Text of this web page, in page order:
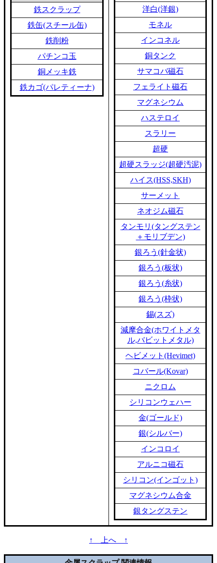
鉄スクラップ
鉄缶(スチール缶)
鉄削粉
パチンコ玉
銅メッキ鉄
鉄カゴ(パレティーナ)
洋白(洋銀)
モネル
インコネル
銅タンク
サマコバ磁石
フェライト磁石
マグネシウム
ハステロイ
スラリー
超硬
超硬スラッジ(超硬汚泥)
ハイス(HSS,SKH)
サーメット
ネオジム磁石
タンモリ(タングステン
＋モリブデン)
銀ろう(針金状)
銀ろう(板状)
銀ろう(糸状)
銀ろう(枠状)
錫(スズ)
減摩合金(ホワイトメタ
ル,バビットメタル)
ヘビメット(Hevimet)
コバール(Kovar)
ニクロム
シリコンウェハー
金(ゴールド)
銀(シルバー)
インコロイ
アルニコ磁石
シリコン(インゴット)
マグネシウム合金
銀タングステン
↑ 上へ ↑